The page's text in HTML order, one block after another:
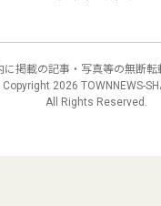
に掲載の記事・写真等の無断転
Copyright 2026 TOWNNEWS-
All Rights Reserved.